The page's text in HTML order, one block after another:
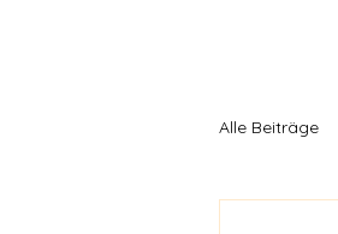
Alle Beiträge